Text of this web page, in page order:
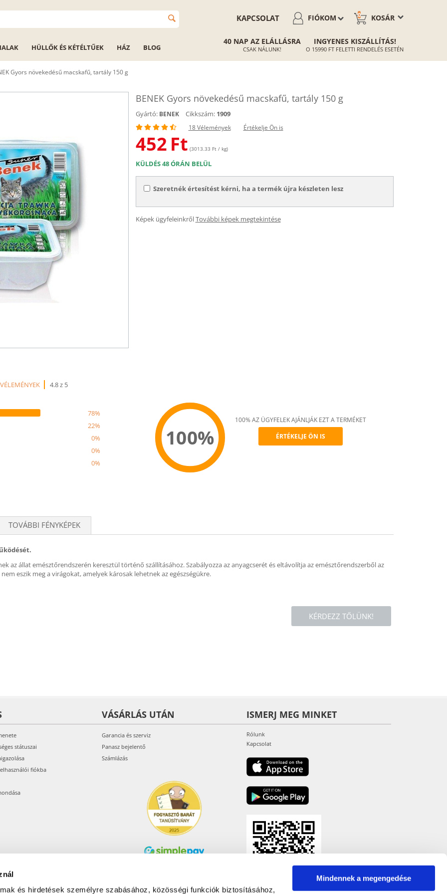
és hirdetések személyre szabásához, közösségi funkciók biztosításához,
Mindennek a megengedése
KOSÁR
0
FIÓKOM
KAPCSOLAT
HÜLLŐK ÉS KÉTÉLTŰEK HÁZ BLOG
40 NAP AZ ELÁLLÁSRA
CSAK NÁLUNK!
INGYENES KISZÁLLÍTÁS!
O 15990 FT FELETTI RENDELÉS ESETÉN
Gyors növekedésű macskafű, tartály 150 g
BENEK Gyors növekedésű macskafű, tartály 150 g
Gyártó: BENEK Cikkszám: 1909
18 Vélemények Értékelje Ön is
452 Ft (3013.33 Ft / kg)
KÜLDÉS 48 ÓRÁN BELÜL
Szeretnék értesítést kérni, ha a termék újra készleten lesz
Képek ügyfeleinkrőlTovábbi képek megtekintése
4.8 z 5
78%
22%
0%
0%
0%
100%
100% AZ ÜGYFELEK AJÁNLJÁK EZT A TERMÉKET
ÉRTÉKELJE ÖN IS
TOVÁBBI FÉNYKÉPEK
az állat emésztőrendszerén keresztül történő szállításához. Szabályozza az anyagcserét és eltávolítja az emésztőrendszerből az
eszik meg a virágokat, amelyek károsak lehetnek az egészségükre.
KÉRDEZZ TŐLÜNK!
státuszai
fiókba
VÁSÁRLÁS UTÁN
Garancia és szerviz
Panasz bejelentő
Számlázás
ISMERJ MEG MINKET
Rólunk
Kapcsolat